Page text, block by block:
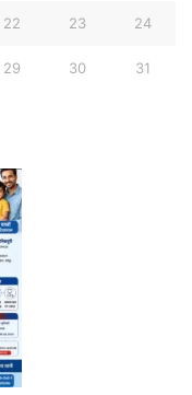
22 23 24
29 30 31